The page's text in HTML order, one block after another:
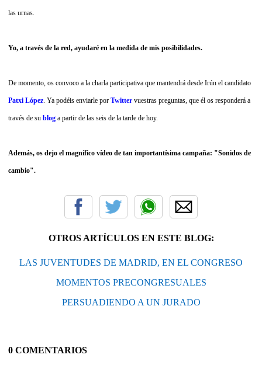
las urnas.
Yo, a través de la red, ayudaré en la medida de mis posibilidades.
De momento, os convoco a la charla participativa que mantendrá desde Irún el candidato
Patxi López . Ya podéis enviarle por Twitter vuestras preguntas, que él os responderá a
través de su blog a partir de las seis de la tarde de hoy.
Además, os dejo el magnífico vídeo de tan importantísima campaña: "Sonidos de
cambio".
OTROS ARTÍCULOS EN ESTE BLOG:
LAS JUVENTUDES DE MADRID, EN EL CONGRESO
MOMENTOS PRECONGRESUALES
PERSUADIENDO A UN JURADO
0 COMENTARIOS